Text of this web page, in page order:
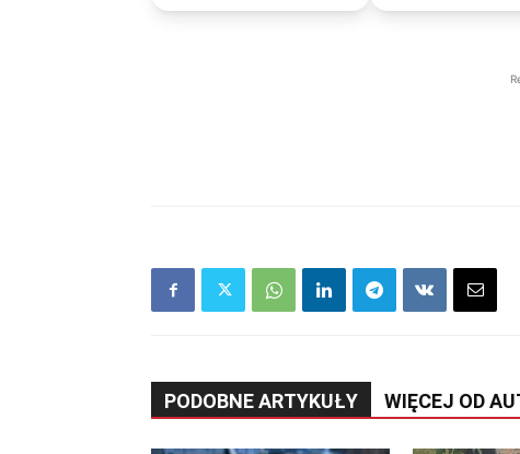
PODOBNE ARTYKUŁY WIĘCEJ OD